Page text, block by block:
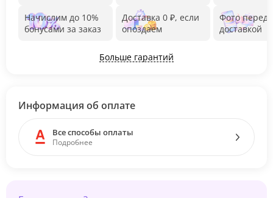
Начислим до 10%
бонусами за заказ
Доставка 0 ₽, если
опоздаем
Фото перед
доставкой
Больше гарантий
Информация об оплате
Все способы оплаты
Подробнее